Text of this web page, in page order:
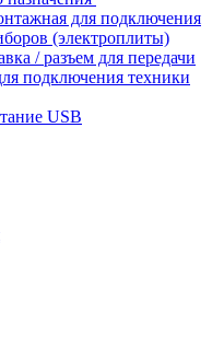
для подключения
(электроплиты)
/ разъем для передачи
подключения техники
USB